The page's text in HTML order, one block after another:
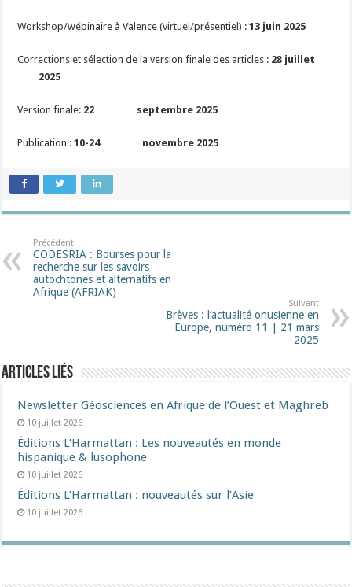
Workshop/wébinaire à Valence (virtuel/présentiel) :13 juin 2025
Corrections et sélection de la version finale des articles : 28 juillet
2025
Version finale: 22 septembre 2025
Publication :10-24 novembre 2025
Précédent
CODESRIA : Bourses pour la
recherche sur les savoirs
autochtones et alternatifs en
Afrique (AFRIAK)
Suivant
Brèves : l’actualité onusienne en
Europe, numéro 11 | 21 mars
2025
Articles liés
Newsletter Géosciences en Afrique de l’Ouest et Maghreb
10 juillet 2026
Éditions L’Harmattan : Les nouveautés en monde
hispanique & lusophone
10 juillet 2026
Éditions L’Harmattan : nouveautés sur l’Asie
10 juillet 2026